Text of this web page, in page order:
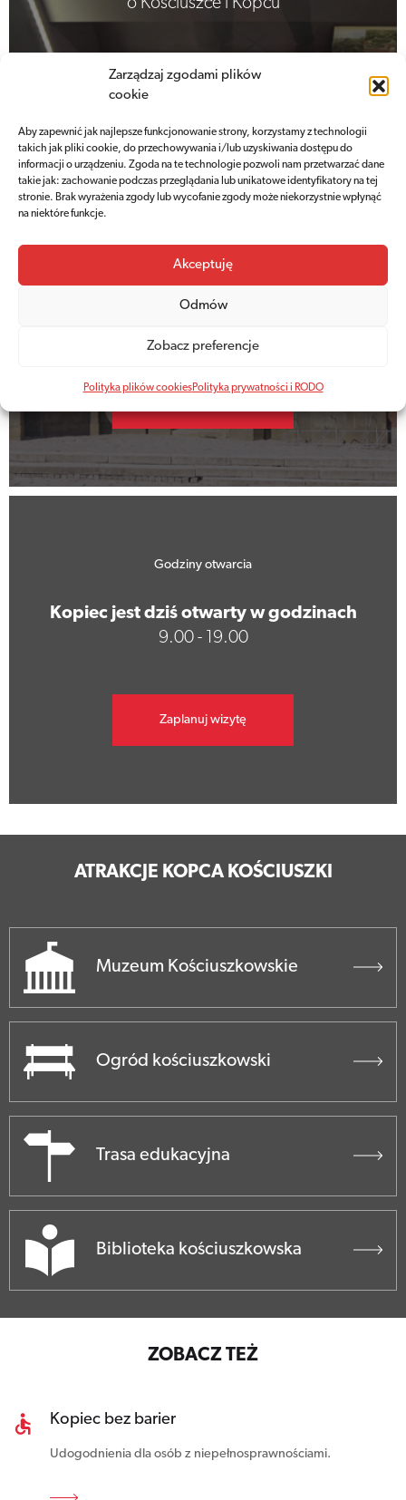
Zarządzaj zgodami plików
cookie
Aby zapewnić jak najlepsze funkcjonowanie strony, korzystamy z technologii
takich jak pliki cookie, do przechowywania i/lub uzyskiwania dostępu do
informacji o urządzeniu. Zgoda na te technologie pozwoli nam przetwarzać dane
takie jak: zachowanie podczas przeglądania lub unikatowe identyfikatory na tej
stronie. Brak wyrażenia zgody lub wycofanie zgody może niekorzystnie wpłynąć
na niektóre funkcje.
Akceptuję
Odmów
Zobacz preferencje
Polityka plików cookiesPolityka prywatności i RODO
Sprawdź ofertę
Cennik
Aktualne ceny
Godziny otwarcia
Kopiec jest dziś otwarty w godzinach
9.00 - 19.00
Zaplanuj wizytę
ATRAKCJE KOPCA KOŚCIUSZKI
Muzeum Kościuszkowskie
Ogród kościuszkowski
Trasa edukacyjna
Biblioteka kościuszkowska
ZOBACZ TEŻ
Kopiec bez barier
Udogodnienia dla osób z niepełnosprawnościami.